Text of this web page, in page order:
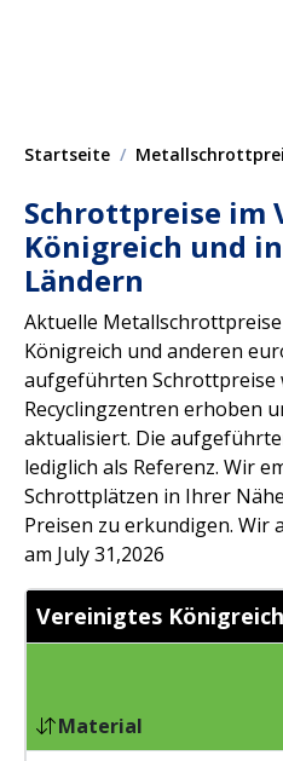
Startseite
Schrottpreise im
Königreich und
Ländern
Aktuelle
Königreich und anderen
aufgeführten Schrottpreise
Recyclingzentren erhoben
aktualisiert. Die
lediglich als Referenz. Wir
Schrottplätzen in Ihrer
Preisen zu erkundigen. Wir
am July 31,2026
Vereinigtes
Material